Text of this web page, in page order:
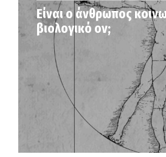
Είναι ο άνθρωπος
βιολογικό ον;